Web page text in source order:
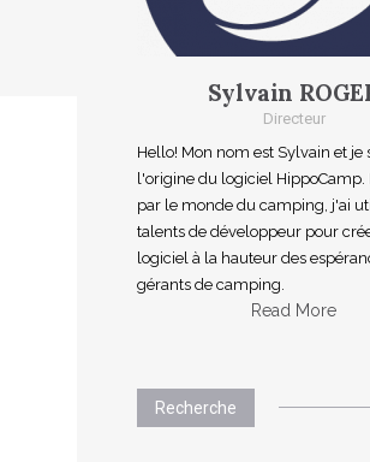
Sylvain
Directeur
Hello! Mon nom est Sylvain et je
l'origine du logiciel HippoCamp.
par le monde du camping, j'ai
talents de développeur pour
logiciel à la hauteur des
gérants de camping.
Read More
Recherche